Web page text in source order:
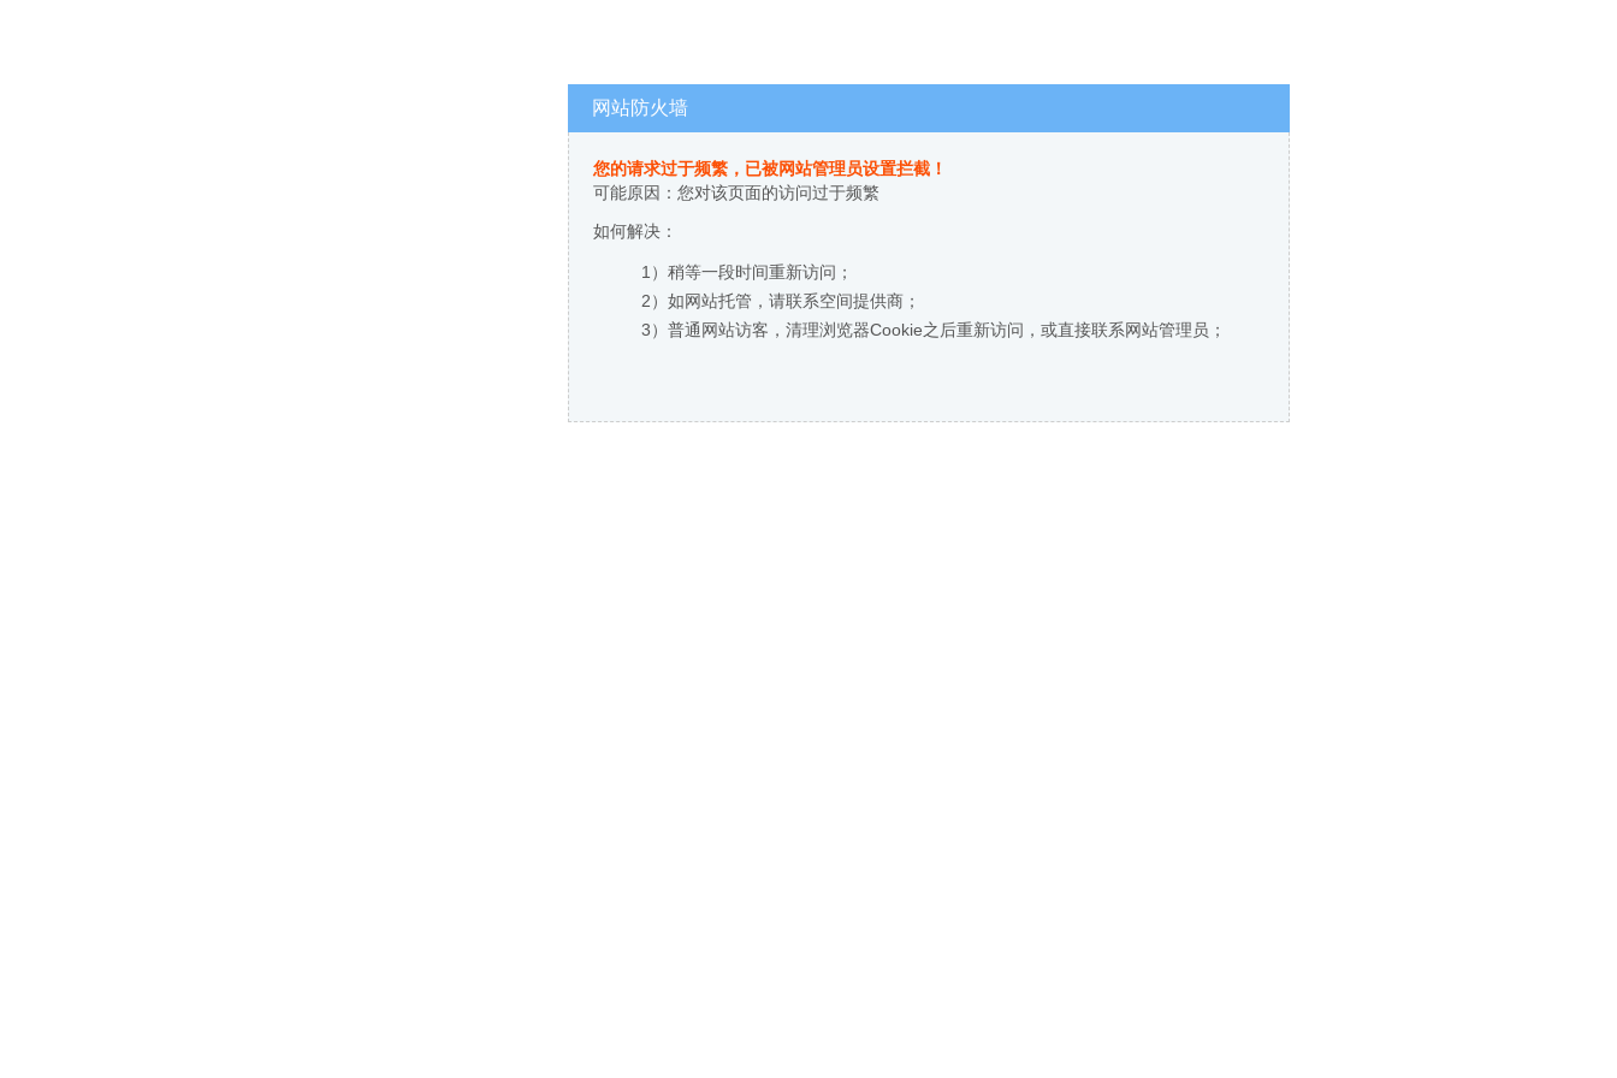
网站防火墙
您的请求过于频繁，已被网站管理员设置拦截！
可能原因：您对该页面的访问过于频繁
如何解决：
1）稍等一段时间重新访问；
2）如网站托管，请联系空间提供商；
3）普通网站访客，清理浏览器Cookie之后重新访问，或直接联系网站管理员；